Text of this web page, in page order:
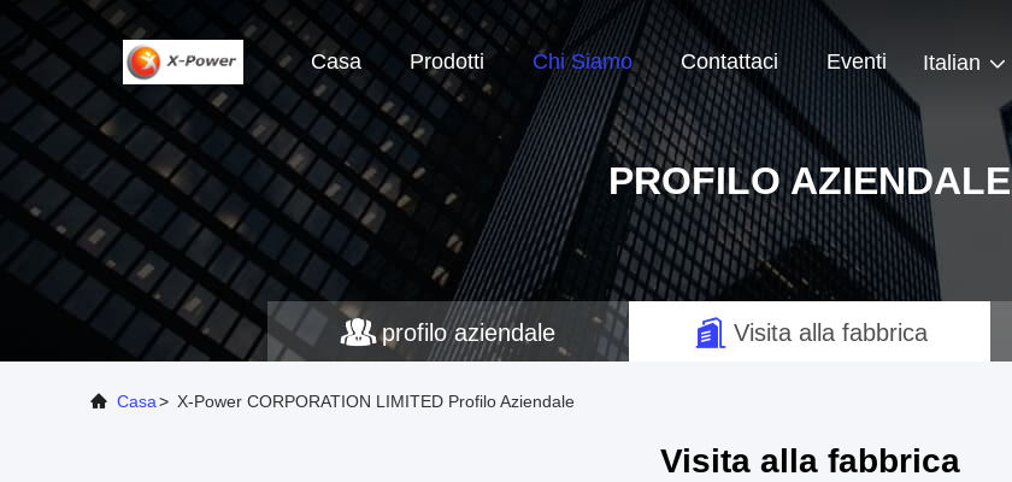
Casa Prodotti Chi Siamo Contattaci Eventi Italian
PROFILO AZIENDALE
profilo aziendale Visita alla fabbrica
Casa> X-Power CORPORATION LIMITED Profilo Aziendale
Visita alla fabbrica